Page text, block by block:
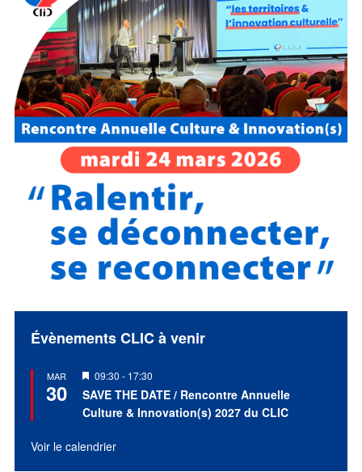
Évènements CLIC à venir
MAR
30
Mis
en
avant
09:30 - 17:30
SAVE THE DATE / Rencontre Annuelle
Culture & Innovation(s) 2027 du CLIC
Voir le calendrier